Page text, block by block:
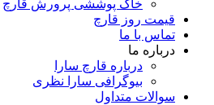
خاک پوششی پرورش قارچ
قیمت روز قارچ
تماس با ما
درباره ما
درباره قارچ سارا
بیوگرافی سارا نظری
سوالات متداول